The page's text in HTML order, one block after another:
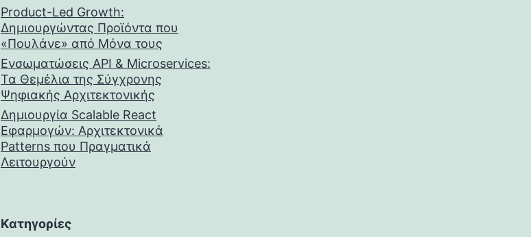
Product-Led Growth:
Δημιουργώντας Προϊόντα που
«Πουλάνε» από Μόνα τους
Ενσωματώσεις API & Microservices:
Τα Θεμέλια της Σύγχρονης
Ψηφιακής Αρχιτεκτονικής
Δημιουργία Scalable React
Εφαρμογών: Αρχιτεκτονικά
Patterns που Πραγματικά
Λειτουργούν
Kατηγορίες